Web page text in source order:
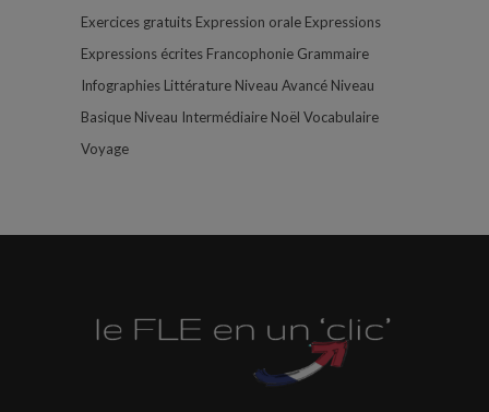
Exercices gratuits Expression orale Expressions
Expressions écrites Francophonie Grammaire
Infographies Littérature Niveau Avancé Niveau
Basique Niveau Intermédiaire Noël Vocabulaire
Voyage